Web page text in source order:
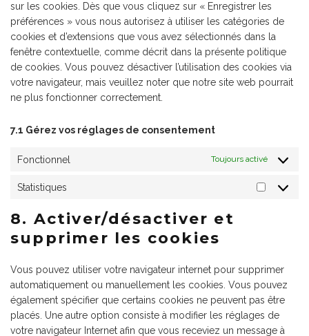
sur les cookies. Dès que vous cliquez sur « Enregistrer les
préférences » vous nous autorisez à utiliser les catégories de
cookies et d’extensions que vous avez sélectionnés dans la
fenêtre contextuelle, comme décrit dans la présente politique
de cookies. Vous pouvez désactiver l’utilisation des cookies via
votre navigateur, mais veuillez noter que notre site web pourrait
ne plus fonctionner correctement.
7.1 Gérez vos réglages de consentement
Fonctionnel Toujours activé
Statistiques
8. Activer/désactiver et
supprimer les cookies
Vous pouvez utiliser votre navigateur internet pour supprimer
automatiquement ou manuellement les cookies. Vous pouvez
également spécifier que certains cookies ne peuvent pas être
placés. Une autre option consiste à modifier les réglages de
votre navigateur Internet afin que vous receviez un message à